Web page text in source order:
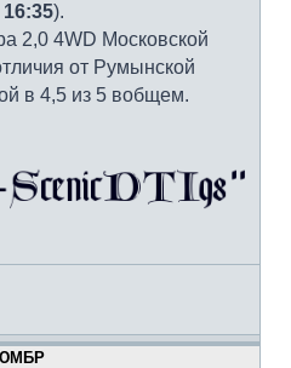
16:35).
2,0 4WD Московской
от Румынской
в 4,5 из 5 вобщем.